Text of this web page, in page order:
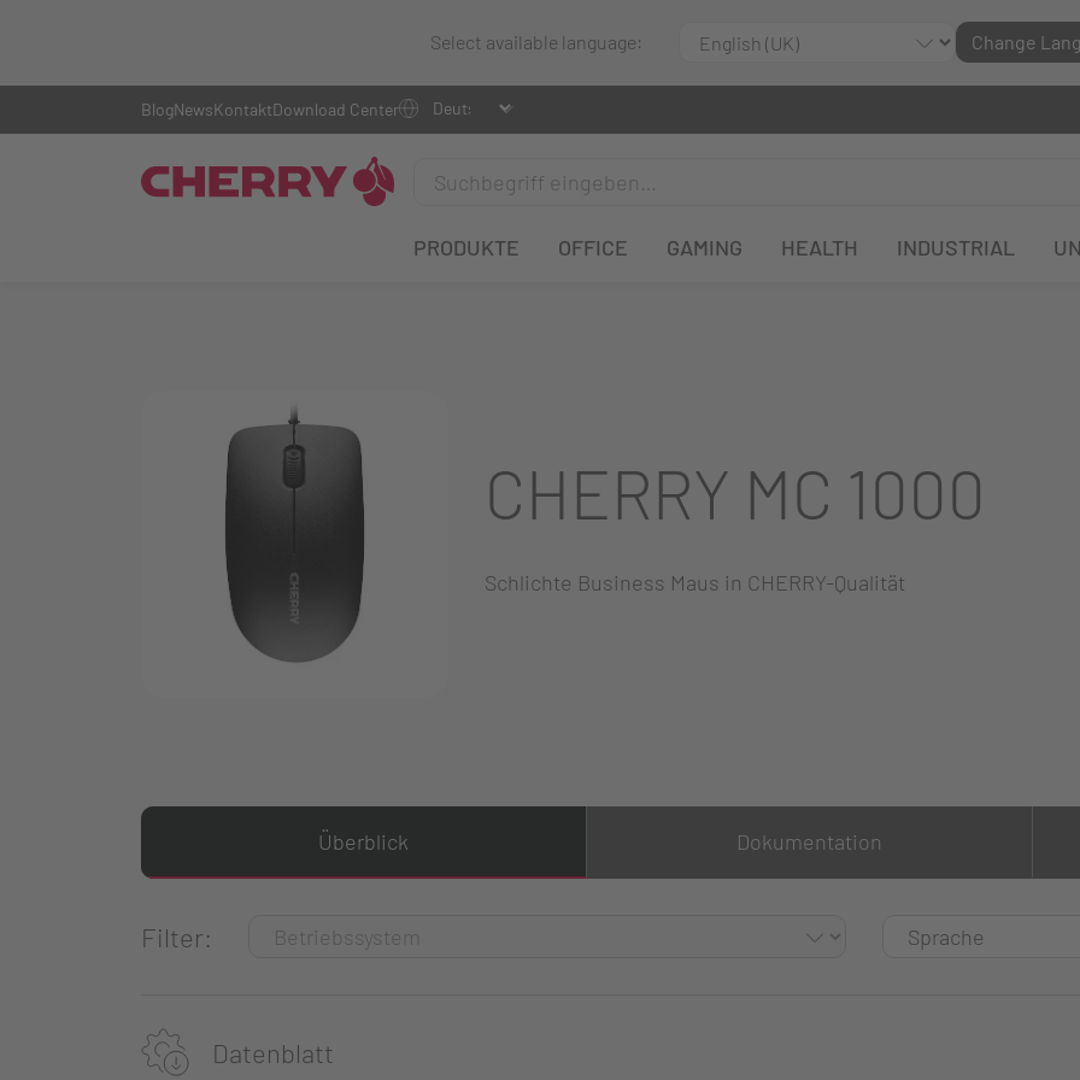
Select available language: Change
PRODUKTE OFFICE GAMING HEALTH INDUSTRIAL
BlogNewsKontaktDownload Center
CHERRY MC 1000
Schlichte Business Maus in CHERRY-Qualität
Überblick Dokumentation
Filter:
Datenblatt